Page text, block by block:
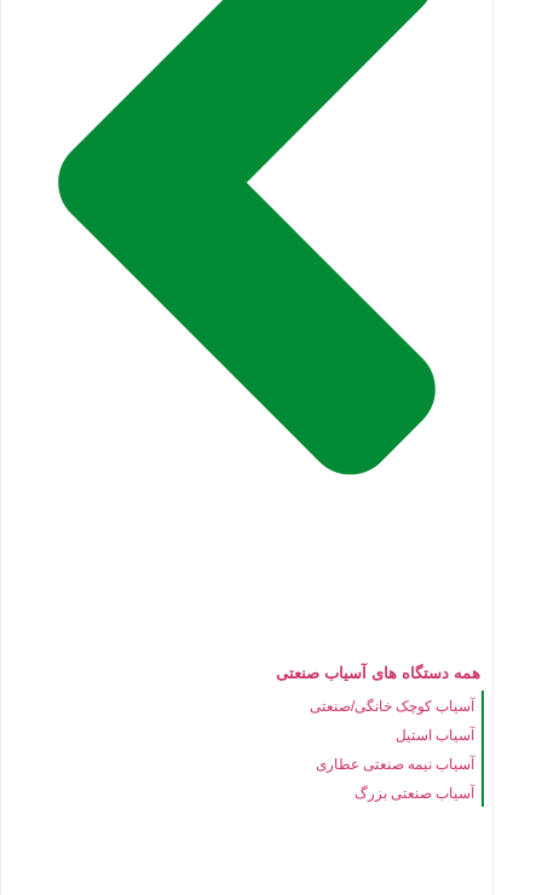
همه دستگاه های آسیاب صنعتی
آسیاب کوچک خانگی/صنعتی
آسیاب استیل
آسیاب نیمه صنعتی عطاری
آسیاب صنعتی بزرگ